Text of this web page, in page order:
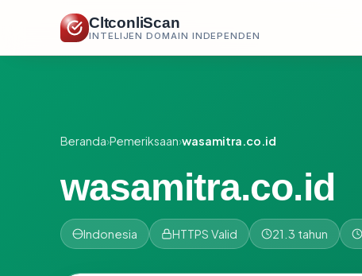
CltconliScan
INTELIJEN DOMAIN INDEPENDEN
Beranda›Pemeriksaan›wasamitra.co.id
wasamitra.co.id
Indonesia HTTPS Valid 21.3 tahun